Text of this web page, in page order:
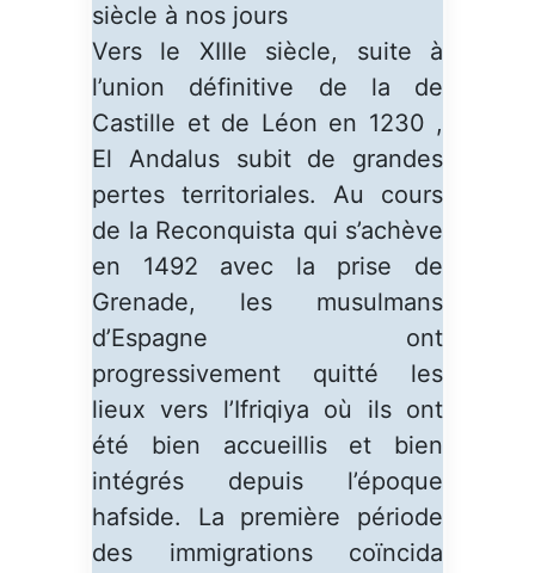
siècle à nos jours
Vers le XIIIe siècle, suite à
l’union définitive de la de
Castille et de Léon en 1230 ,
El Andalus subit de grandes
pertes territoriales. Au cours
de la Reconquista qui s’achève
en 1492 avec la prise de
Grenade, les musulmans
d’Espagne ont
progressivement quitté les
lieux vers l’Ifriqiya où ils ont
été bien accueillis et bien
intégrés depuis l’époque
hafside. La première période
des immigrations coïncida